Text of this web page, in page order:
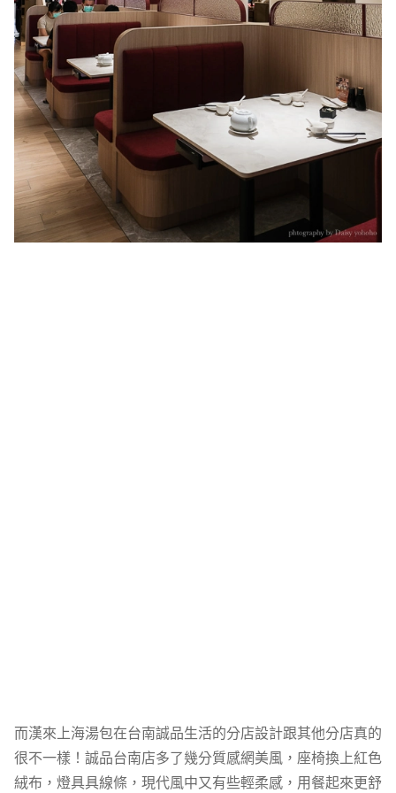
而漢來上海湯包在台南誠品生活的分店設計跟其他分店真的
很不一樣！誠品台南店多了幾分質感網美風，座椅換上紅色
絨布，燈具具線條，現代風中又有些輕柔感，用餐起來更舒